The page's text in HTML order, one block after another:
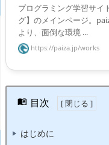
プログラミング学習サイ
グ】のメインページ。
より、面倒な環境 ...
https://paiza.jp/works
目次
はじめに